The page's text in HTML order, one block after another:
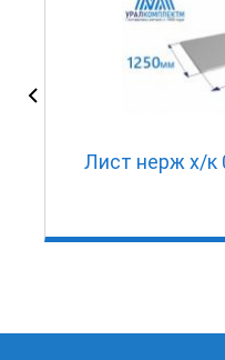
Лист нерж х/к